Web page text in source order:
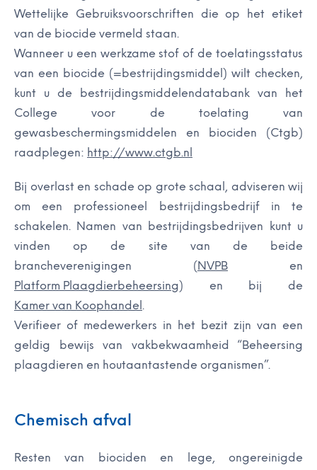
Wettelijke Gebruiksvoorschriften die op het etiket
van de biocide vermeld staan.
Wanneer u een werkzame stof of de toelatingsstatus
van een biocide (=bestrijdingsmiddel) wilt checken,
kunt u de bestrijdingsmiddelendatabank van het
College voor de toelating van
gewasbeschermingsmiddelen en biociden (Ctgb)
raadplegen: http://www.ctgb.nl
Bij overlast en schade op grote schaal, adviseren wij
om een professioneel bestrijdingsbedrijf in te
schakelen. Namen van bestrijdingsbedrijven kunt u
vinden op de site van de beide
brancheverenigingen (NVPB en
Platform Plaagdierbeheersing) en bij de
Kamer van Koophandel .
Verifieer of medewerkers in het bezit zijn van een
geldig bewijs van vakbekwaamheid “Beheersing
plaagdieren en houtaantastende organismen”.
Chemisch afval
Resten van biociden en lege, ongereinigde